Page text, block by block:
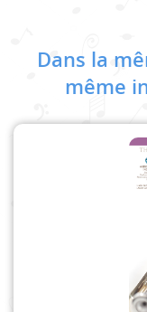
Dans la
même